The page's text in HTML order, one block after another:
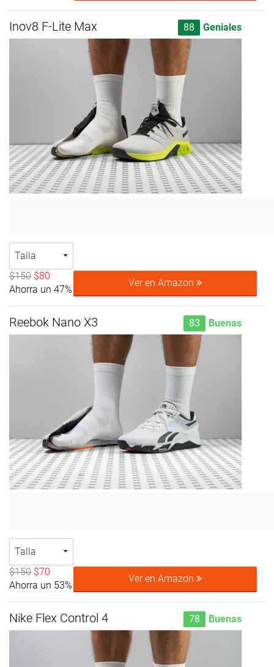
Inov8 F-Lite Max 88 Geniales
Talla
$150 $80
Ahorra un 47%
Ver en Amazon
Reebok Nano X3 83 Buenas
Talla
$150 $70
Ahorra un 53%
Ver en Amazon
Nike Flex Control 4 78 Buenas